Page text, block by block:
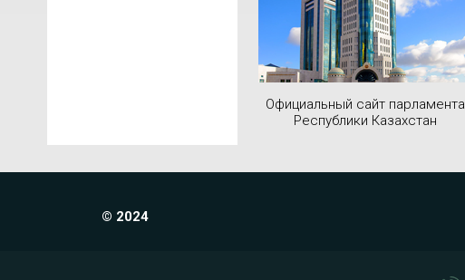
Официальный сайт парламента
Республики Казахстан
© 2024